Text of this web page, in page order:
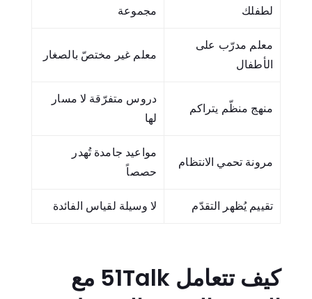
لطفلك
مجموعة
معلم مدرّب على
الأطفال
معلم غير مختصّ بالصغار
منهج منظّم يتراكم
دروس متفرّقة لا مسار
لها
مرونة تحمي الانتظام
مواعيد جامدة تُهدر
حصصاً
تقييم يُظهر التقدّم لا وسيلة لقياس الفائدة
كيف تتعامل 51Talk مع